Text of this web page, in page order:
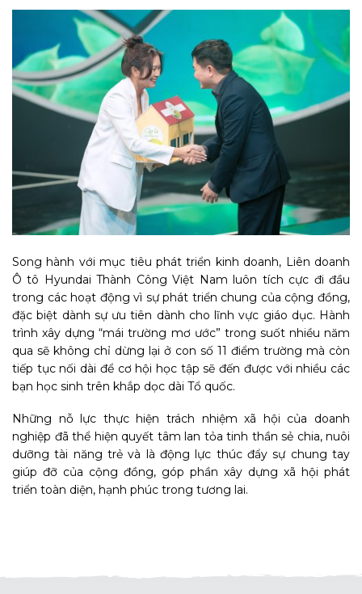
Song hành với mục tiêu phát triển kinh doanh, Liên doanh
Ô tô Hyundai Thành Công Việt Nam luôn tích cực đi đầu
trong các hoạt động vì sự phát triển chung của cộng đồng,
đặc biệt dành sự ưu tiên dành cho lĩnh vực giáo dục. Hành
trình xây dựng “mái trường mơ ước” trong suốt nhiều năm
qua sẽ không chỉ dừng lại ở con số 11 điểm trường mà còn
tiếp tục nối dài để cơ hội học tập sẽ đến được với nhiều các
bạn học sinh trên khắp dọc dài Tổ quốc.
Những nỗ lực thực hiện trách nhiệm xã hội của doanh
nghiệp đã thể hiện quyết tâm lan tỏa tinh thần sẻ chia, nuôi
dưỡng tài năng trẻ và là động lực thúc đẩy sự chung tay
giúp đỡ của cộng đồng, góp phần xây dựng xã hội phát
triển toàn diện, hạnh phúc trong tương lai.